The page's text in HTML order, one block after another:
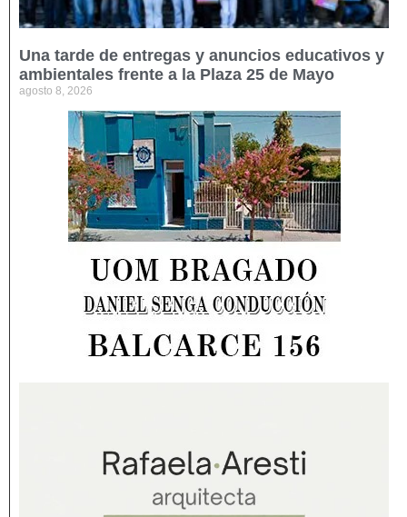
Una tarde de entregas y anuncios educativos y
ambientales frente a la Plaza 25 de Mayo
agosto 8, 2026